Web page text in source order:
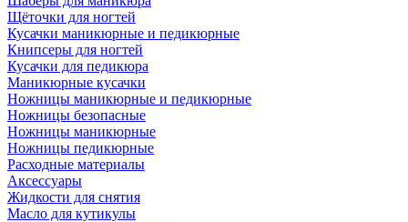
Щёточки для ногтей
Кусачки маникюрные и педикюрные
Книпсеры для ногтей
Кусачки для педикюра
Маникюрные кусачки
Ножницы маникюрные и педикюрные
Ножницы безопасные
Ножницы маникюрные
Ножницы педикюрные
Расходные материалы
Аксессуары
Жидкости для снятия
Масло для кутикулы